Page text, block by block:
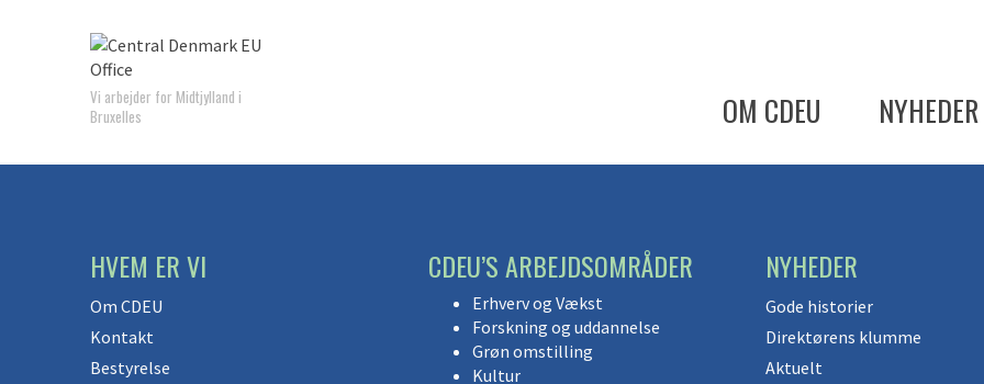
Vi arbejder for Midtjylland i
Bruxelles
OM CDEU NYHEDER
HVEM ER VI
Om CDEU
Kontakt
Bestyrelse
CDEU’S ARBEJDSOMRÅDER
Erhverv og Vækst
Forskning og uddannelse
Grøn omstilling
Kultur
NYHEDER
Gode historier
Direktørens klumme
Aktuelt